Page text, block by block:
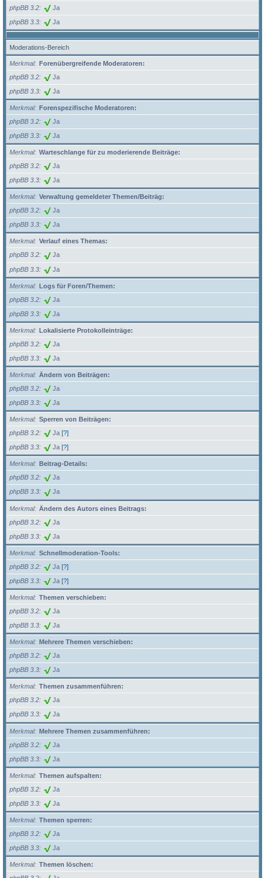
phpBB 3.2
Ja
phpBB 3.3 Ja
Moderations-Bereich
Merkmal
Forenübergreifende Moderatoren:
phpBB 3.2
Ja
phpBB 3.3 Ja
Merkmal
Forenspezifische Moderatoren:
phpBB 3.2
Ja
phpBB 3.3 Ja
Merkmal
Warteschlange für zu moderierende Beiträge:
phpBB 3.2
Ja
phpBB 3.3 Ja
Merkmal
Verwaltung gemeldeter Themen/Beiträg:
phpBB 3.2
Ja
phpBB 3.3 Ja
Merkmal
Verlauf eines Themas:
phpBB 3.2
Ja
phpBB 3.3 Ja
Merkmal
Logs für Foren/Themen:
phpBB 3.2
Ja
phpBB 3.3 Ja
Merkmal
Lokalisierte Protokolleinträge:
phpBB 3.2
Ja
phpBB 3.3 Ja
Merkmal
Ändern von Beiträgen:
phpBB 3.2
Ja
phpBB 3.3 Ja
Merkmal
Sperren von Beiträgen:
phpBB 3.2
Ja [?]
phpBB 3.3 Ja [?]
Merkmal
Beitrag-Details:
phpBB 3.2
Ja
phpBB 3.3 Ja
Merkmal
Ändern des Autors eines Beitrags:
phpBB 3.2
Ja
phpBB 3.3 Ja
Merkmal
Schnellmoderation-Tools:
phpBB 3.2
Ja [?]
phpBB 3.3 Ja [?]
Merkmal
Themen verschieben:
phpBB 3.2
Ja
phpBB 3.3 Ja
Merkmal
Mehrere Themen verschieben:
phpBB 3.2
Ja
phpBB 3.3 Ja
Merkmal
Themen zusammenführen:
phpBB 3.2
Ja
phpBB 3.3 Ja
Merkmal
Mehrere Themen zusammenführen:
phpBB 3.2
Ja
phpBB 3.3 Ja
Merkmal
Themen aufspalten:
phpBB 3.2
Ja
phpBB 3.3 Ja
Merkmal
Themen sperren:
phpBB 3.2
Ja
phpBB 3.3 Ja
Merkmal
Themen löschen: